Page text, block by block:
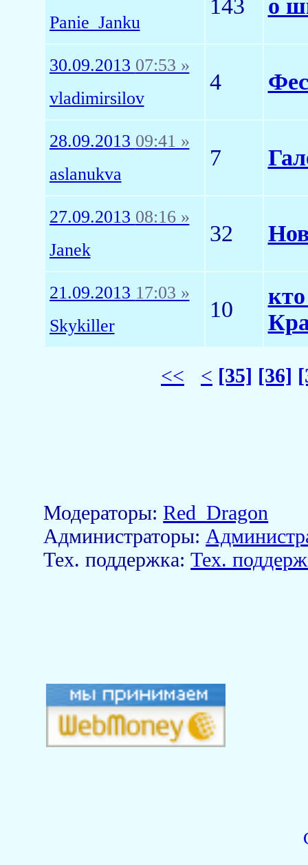
Panie_Janku
143 о
30.09.2013 07:53 »
vladimirsilov
4
28.09.2013 09:41 »
aslanukva
7
27.09.2013 08:16 »
Janek
32
21.09.2013 17:03 »
Skykiller
10
<< < [35] [36]
Модераторы:Red_Dragon
Aдминистраторы:
Тех. поддержка:Тех.